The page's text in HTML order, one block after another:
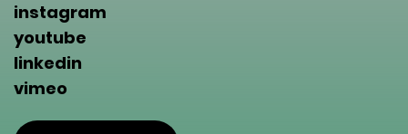
instagram
youtube
linkedin
vimeo